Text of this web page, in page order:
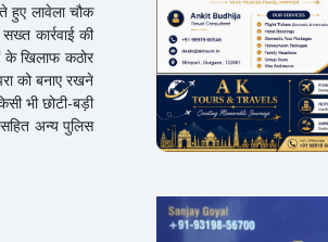
हुए लावेला चौक
कार्रवाई की
के खिलाफ कठोर
को बनाए रखने
भी छोटी-बड़ी
अन्य पुलिस